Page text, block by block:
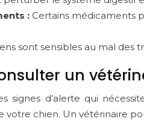
: Certains médicaments
sont sensibles au mal
un
signes d’alerte qui
votre chien. Un vétérinaire